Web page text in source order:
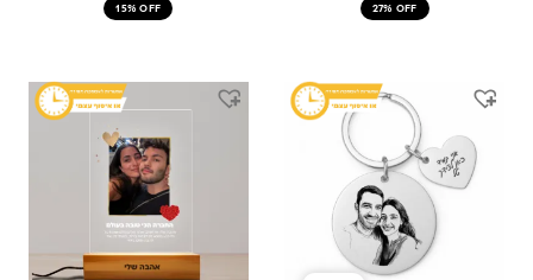
27% OFF
15% OFF
המקורי
היה:
₪ 239.
הנוכחי
הוא:
₪ 159.
המחיר
המקורי
המחיר
הנוכחי